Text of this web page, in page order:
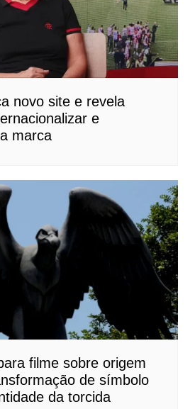
novo site e revela
e
marca
filme sobre origem
de símbolo
da torcida